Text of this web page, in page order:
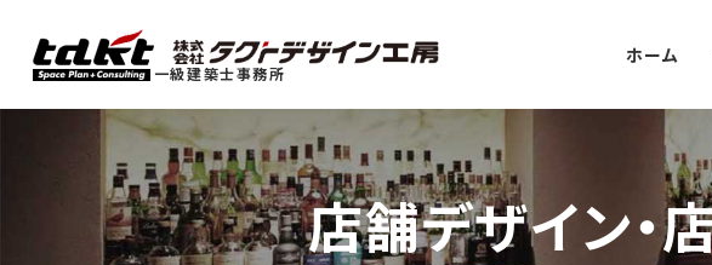
一級建築士事務所
ホーム
店舗デザイン・